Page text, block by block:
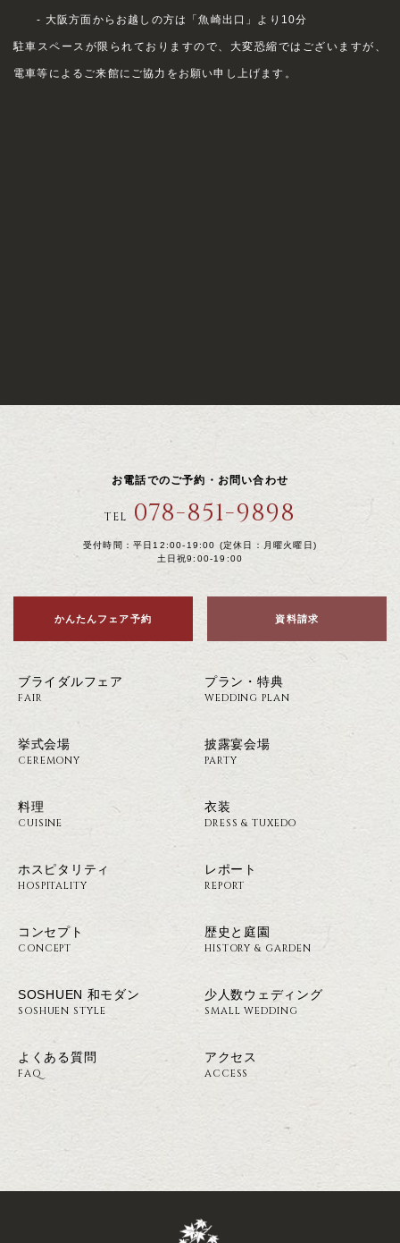
- 大阪方面からお越しの方は「魚崎出口」より10分
駐車スペースが限られておりますので、大変恐縮ではございますが、
電車等によるご来館にご協力をお願い申し上げます。
お電話でのご予約・お問い合わせ
TEL 078-851-9898
受付時間：平日12:00-19:00 (定休日：月曜火曜日)
土日祝9:00-19:00
かんたんフェア予約 資料請求
ブライダルフェア
FAIR
プラン・特典
WEDDING PLAN
挙式会場
CEREMONY
披露宴会場
PARTY
料理
CUISINE
衣装
DRESS & TUXEDO
ホスピタリティ
HOSPITALITY
レポート
REPORT
コンセプト
CONCEPT
歴史と庭園
HISTORY & GARDEN
SOSHUEN 和モダン
SOSHUEN STYLE
少人数ウェディング
SMALL WEDDING
よくある質問
FAQ
アクセス
ACCESS